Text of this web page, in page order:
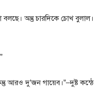
অন্তু চারদিকে চোখ বুলাল।
আরও দু’জন গায়েব।”–দুষ্ট কন্ঠে